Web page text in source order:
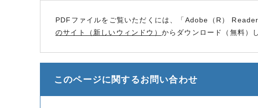
PDFファイルをご覧いただくには、「Adobe（R）
のサイト（新しいウィンドウ） からダウンロード（無料）
このページに関するお問い合わせ